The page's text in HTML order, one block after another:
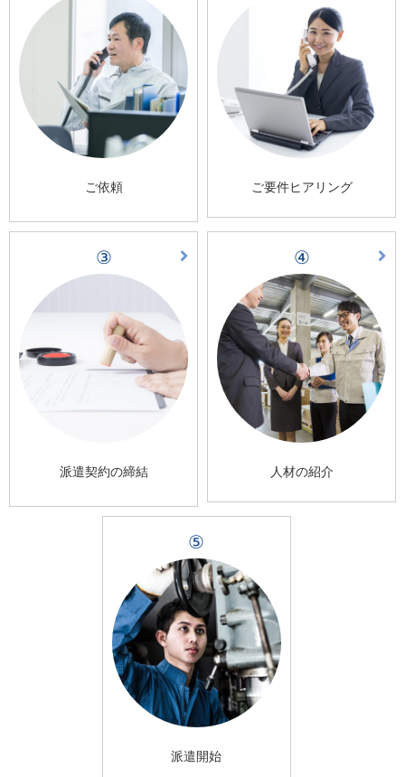
ご依頼 ご要件ヒアリング
③
派遣契約の締結
④
人材の紹介
⑤
派遣開始